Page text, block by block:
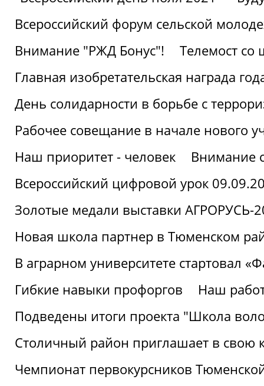
Всероссийский форум сельской
Внимание "РЖД Бонус"!
Телемост
Главная изобретательская награда
День солидарности в борьбе с
Рабочее совещание в начале нового
Наш приоритет - человек
Внимание
Всероссийский цифровой урок
Золотые медали выставки АГРОРУСЬ-
Новая школа партнер в Тюменском
В аграрном университете стартовал
Гибкие навыки профоргов
Наш
Подведены итоги проекта "Школа
Столичный район приглашает в свою
Чемпионат первокурсников